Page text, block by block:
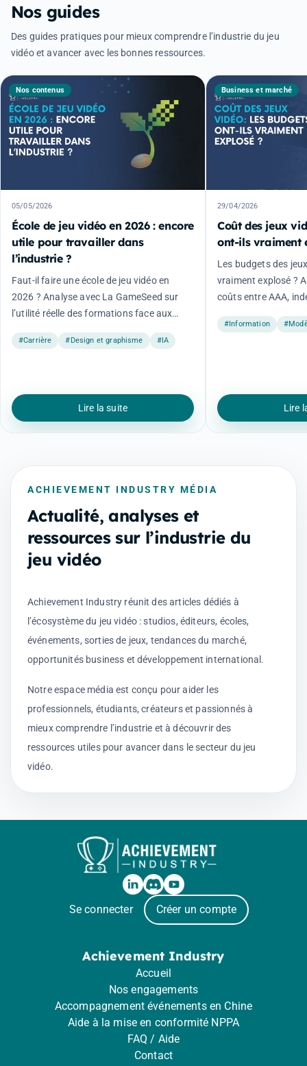
Nos guides
Des guides pratiques pour mieux comprendre l’industrie du jeu
vidéo et avancer avec les bonnes ressources.
Nos contenus
05/05/2026
École de jeu vidéo en 2026 : encore
utile pour travailler dans
l’industrie ?
Faut-il faire une école de jeu vidéo en
2026 ? Analyse avec La GameSeed sur
l’utilité réelle des formations face aux
attentes des studios.
#Carrière #Design et graphisme #IA
Lire la suite
Business et marché
29/04/2026
Coût des jeux
ont-ils vraiment
Les budgets des
vraiment explosé ?
coûts entre AAA,
évolution du
#Information
Lire
ACHIEVEMENT INDUSTRY MÉDIA
Actualité, analyses et
ressources sur l’industrie du
jeu vidéo
Achievement Industry réunit des articles dédiés à
l’écosystème du jeu vidéo : studios, éditeurs, écoles,
événements, sorties de jeux, tendances du marché,
opportunités business et développement international.
Notre espace média est conçu pour aider les
professionnels, étudiants, créateurs et passionnés à
mieux comprendre l’industrie et à découvrir des
ressources utiles pour avancer dans le secteur du jeu
vidéo.
Se connecter Créer un compte
Achievement Industry
Accueil
Nos engagements
Accompagnement événements en Chine
Aide à la mise en conformité NPPA
FAQ / Aide
Contact